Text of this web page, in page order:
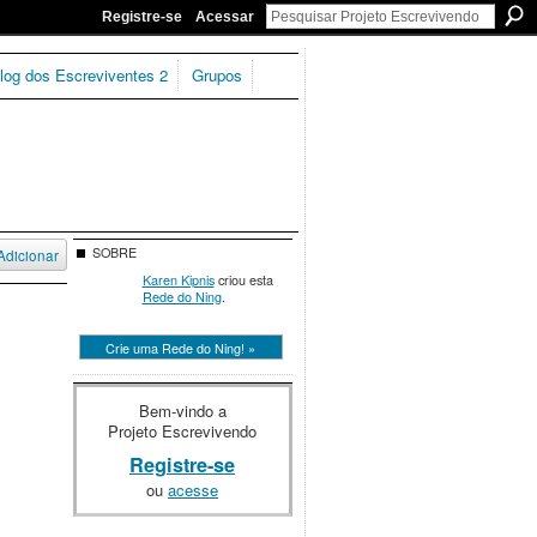
Registre-se Acessar
dos Escreviventes 2
Grupos
SOBRE
Karen Kipniscriou esta
Rede do Ning.
Crie uma Rede do Ning! »
Bem-vindo a
Projeto Escrevivendo
Registre-se
ou acesse